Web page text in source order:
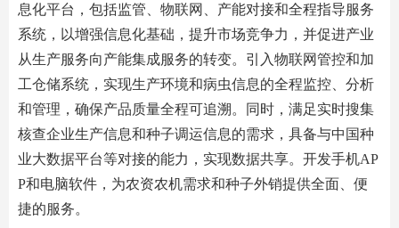
息化平台，包括监管、物联网、产能对接和全程指导服务
系统，以增强信息化基础，提升市场竞争力，并促进产业
从生产服务向产能集成服务的转变。引入物联网管控和加
工仓储系统，实现生产环境和病虫信息的全程监控、分析
和管理，确保产品质量全程可追溯。同时，满足实时搜集
核查企业生产信息和种子调运信息的需求，具备与中国种
业大数据平台等对接的能力，实现数据共享。开发手机AP
P和电脑软件，为农资农机需求和种子外销提供全面、便
捷的服务。